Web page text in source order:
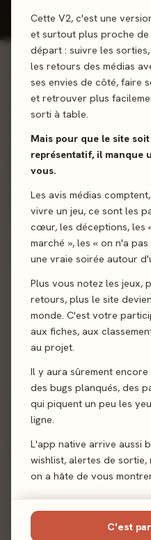
Cette V2, c'est une
et surtout plus proche
départ : suivre les
les retours des médias
ses envies de côté, faire
et retrouver plus
sorti à table.
Mais pour que le site
représentatif, il manque
vous.
Les avis médias
vivre un jeu, ce sont les
cœur, les déceptions, les
marché », les « on n'a
une vraie soirée autour
Plus vous notez les jeux,
retours, plus le site
monde. C'est votre
aux fiches, aux
au projet.
Il y aura sûrement
des bugs planqués, des
qui piquent un peu les
ligne.
L'app native arrive aussi
wishlist, alertes de
on a hâte de vous
C'est
01 - LE JEU
Aventures à Havrenuit...
spécifiques. Ensemble,
l'ombre de donjons ou
des 95 scénarios qui vous
Coop’ Deckbuilding
Sortie
Auteur
Illustration
Éditeur
02 - LE VERDICT